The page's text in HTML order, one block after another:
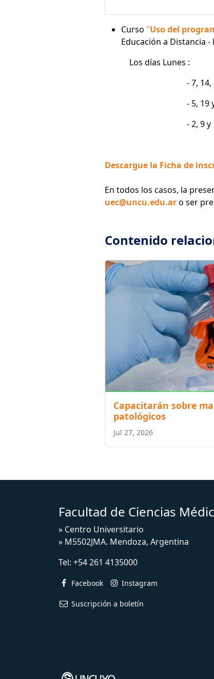
Curso "Uso del
Educación a Distancia
Los días Lunes :
- 7, 14, 21 y 28
- 5, 19 y 26
- 2, 9 y 16 de
Descargue la Ficha de
En todos los casos, la
uec@uncu.edu.aro ser
Contenido
Capacitarán sobre
patológicos
Jul 27, 2026
Facultad de Ciencias
» Centro Universitario
» M5502JMA. Mendoza, Argentina
Tel: +54 261 4135000
Facebook Instagram
Suscripción a boletín